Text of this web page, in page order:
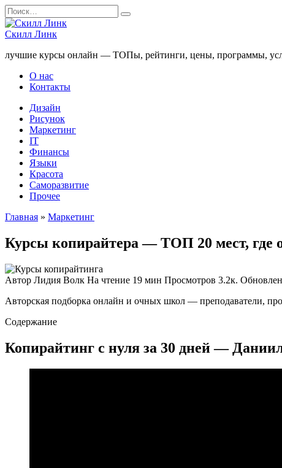
Перейти
к
содержанию
Search
for:
Скилл Линк
лучшие курсы онлайн — ТОПы, рейтинги, цены, программы,
О нас
Контакты
Дизайн
Рисунок
Маркетинг
IT
Финансы
Языки
Красота
Саморазвитие
Прочее
Главная » Маркетинг
Курсы копирайтера — ТОП 20 мест, где
Автор Лидия Волк На чтение 19 мин Просмотров 3.2к.
Авторская подборка онлайн и очных школ — преподаватели,
Содержание
Копирайтинг с нуля за 30 дней —